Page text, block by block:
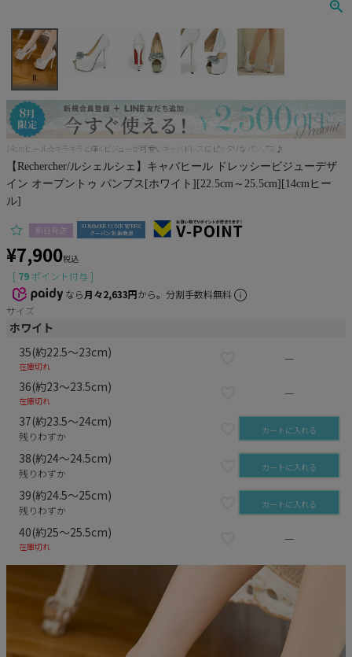
JENNNY
COMEX
Rechercher
Pleaser
14cmヒール☆キラキラと輝くビジューが可愛いキャバドレスにピッタリなパンプス♪
【Rechercher/ルシェルシェ】キャバヒール ドレッシービジューデザ
イン オープントゥ パンプス[ホワイト][22.5cm～25.5cm][14cmヒー
ル]
即日発送
¥7,900税込
[ 79 ポイント付与 ]
なら月々2,633円から。分割手数料無料
サイズ
ホワイト
35(約22.5～23cm)
在庫切れ
—
36(約23～23.5cm)
在庫切れ
—
37(約23.5～24cm)
残りわずか カートに入れる
38(約24～24.5cm)
残りわずか カートに入れる
39(約24.5～25cm)
残りわずか カートに入れる
40(約25～25.5cm)
在庫切れ
—